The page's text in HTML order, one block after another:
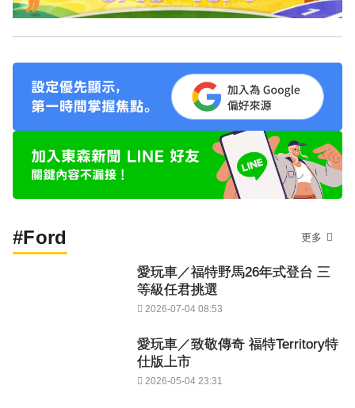
#Ford 更多
愛玩車／福特野馬26年式登台 三
等級任君挑選
2026-07-04 08:53
愛玩車／致敬傳奇 福特Territory特
仕版上市
2026-05-04 23:31